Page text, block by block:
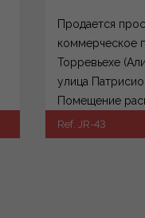
Продается
коммерческое
Торревьехе
улица
Помещение
всего в 1...
Ref. JR-43